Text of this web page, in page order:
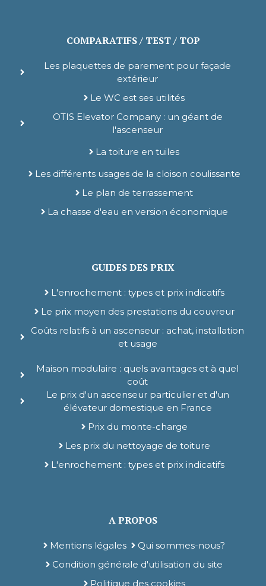
COMPARATIFS / TEST / TOP
Les plaquettes de parement pour façade
extérieur
Le WC est ses utilités
OTIS Elevator Company : un géant de
l'ascenseur
La toiture en tuiles
Les différents usages de la cloison coulissante
Le plan de terrassement
La chasse d'eau en version économique
GUIDES DES PRIX
L'enrochement : types et prix indicatifs
Le prix moyen des prestations du couvreur
Coûts relatifs à un ascenseur : achat, installation
et usage
Maison modulaire : quels avantages et à quel
coût
Le prix d'un ascenseur particulier et d'un
élévateur domestique en France
Prix du monte-charge
Les prix du nettoyage de toiture
L'enrochement : types et prix indicatifs
A PROPOS
Mentions légales
Qui sommes-nous?
Condition générale d'utilisation du site
Politique des cookies